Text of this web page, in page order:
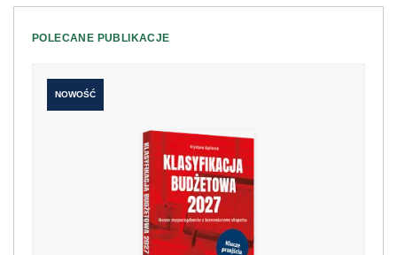
POLECANE PUBLIKACJE
NOWOŚĆ